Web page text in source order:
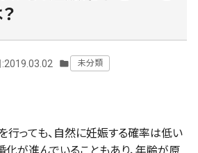
folder 未分類
っても、自然に妊娠する確率は低い